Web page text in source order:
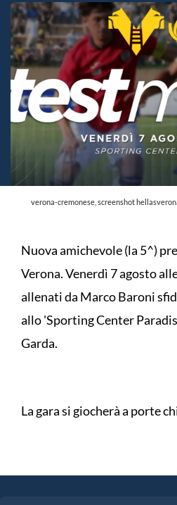
verona-cremonese, screenshot
Nuova amichevole (la 5^)
Verona. Venerdì 7 agosto
allenati da Marco Baroni
allo 'Sporting Center
Garda.
La gara si giocherà a porte